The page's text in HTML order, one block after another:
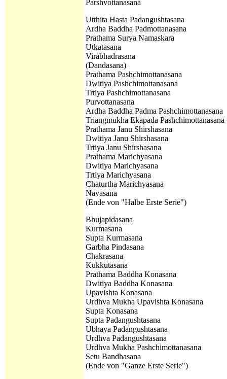
Parshvottanasana
Utthita Hasta Padangushtasana
Ardha Baddha Padmottanasana
Prathama Surya Namaskara
Utkatasana
Virabhadrasana
(Dandasana)
Prathama Pashchimottanasana
Dwitiya Pashchimottanasana
Trtiya Pashchimottanasana
Purvottanasana
Ardha Baddha Padma Pashchimottanasana
Triangmukha Ekapada Pashchimottanasana
Prathama Janu Shirshasana
Dwitiya Janu Shirshasana
Trtiya Janu Shirshasana
Prathama Marichyasana
Dwitiya Marichyasana
Trtiya Marichyasana
Chaturtha Marichyasana
Navasana
(Ende von "Halbe Erste Serie")
Bhujapidasana
Kurmasana
Supta Kurmasana
Garbha Pindasana
Chakrasana
Kukkutasana
Prathama Baddha Konasana
Dwitiya Baddha Konasana
Upavishta Konasana
Urdhva Mukha Upavishta Konasana
Supta Konasana
Supta Padangushtasana
Ubhaya Padangushtasana
Urdhva Padangushtasana
Urdhva Mukha Pashchimottanasana
Setu Bandhasana
(Ende von "Ganze Erste Serie")